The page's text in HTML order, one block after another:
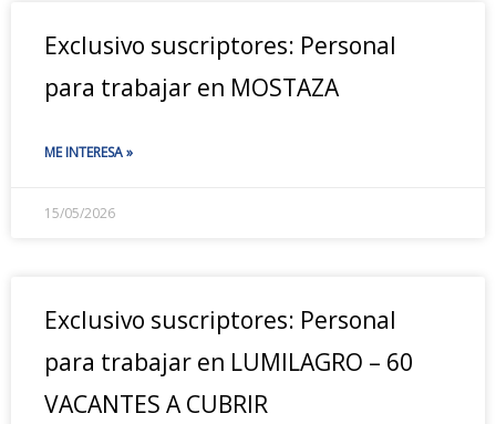
Exclusivo suscriptores: Personal
para trabajar en MOSTAZA
ME INTERESA »
15/05/2026
Exclusivo suscriptores: Personal
para trabajar en LUMILAGRO – 60
VACANTES A CUBRIR